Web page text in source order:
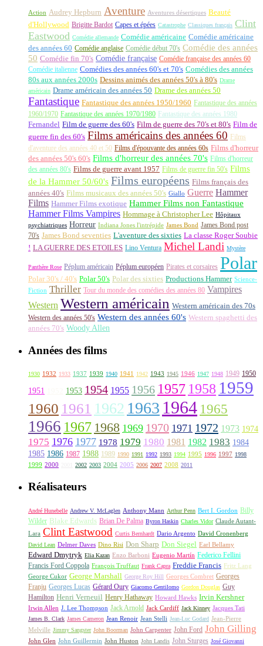
Action Audrey Hepburn Aventure Aventures désertiques Beauté
d'Hollywood Brigitte Bardot Capes et épées Catastrophe Classiques français Clint
Eastwood Comédie allemande Comédie américaine Comédie américaine
des années 60 Comédie anglaise Comédie début 70's Comédie des années
50 Comédie fin 70's Comédie française Comédie française des années 60
Comédie italienne Comédies des années 60's et 70's Comédies des années
80s aux années 2000s Dessins animés des années 50's à 80's Drame
américain Drame américain des années 50 Drame des années 50
Fantastique Fantastique des années 1950/1960 Fantastique des années
1960/1970 Fantastique des années 1970/1980 Fantastique des années 1980
Fernandel Film de guerre des 60's Film de guerre des 70's et 80's Film de
guerre fin des 60's Films américains des années 60 Films
d'aventure des années 40 et 50 Films d'épouvante des années 60s Films d'horreur
des années 50's 60's Films d'horreur des années 70's Films d'horreur
des années 80's Films de guerre avant 1957 Films de guerre fin 50's Films
de la Hammer 50/60's Films européens Films français des
années 40's Films musicaux des années 50's Giallo Guerre Hammer
Films Hammer Films exotique Hammer Films non Fantastique
Hammer Films Vampires Hommage à Christopher Lee Hôpitaux
psychiatriques Horreur Indiana Jones l'intrépide James Bond James Bond post
70's James Bond seventies L'aventure des sixties La classe Roger Soubie
! LA GUERRE DES ETOILES Lino Ventura Michel Landi Mystère
Panthère Rose Péplum américain Péplum européen Pirates et corsaires Polar
Polar 30's / 40's Polar 50's Polar des sixties Productions Hammer Science-
Fiction Thriller Tour du monde des comédies des années 80 Vampires
Western Western américain Western américain des 70s
Western des années 50's Western des années 60's Western spaghetti des
années 70's Woody Allen
Années des films
1930 1932 1933 1937 1939 1940 1941 1942 1943 1945 1946 1947 1948 1949 1950
1951 1953 1954 1955 1956 1957 1958 1959
1960 1961 1962 1963 1964 1965
1966 1967 1968 1969 1970 1971 1972 1973 1974
1975 1976 1977 1978 1979 1980 1981 1982 1983 1984
1985 1986 1987 1988 1989 1990 1991 1992 1993 1994 1995 1996 1997 1998
1999 2000 2002 2003 2004 2005 2006 2007 2008 2011
Réalisateurs
André Hunebelle Andrew V. McLaglen Anthony Mann Arthur Penn Bert I. Gordon Billy
Wilder Blake Edwards Brian De Palma Byron Haskin Charles Vidor Claude Autant-
Lara Clint Eastwood Curtis Bernhardt Dario Argento David Cronenberg
David Lean Delmer Daves Dino Risi Don Sharp Don Siegel Earl Bellamy
Edward Dmytryk Elia Kazan Enzo Barboni Eugenio Martín Federico Fellini
Francis Ford Coppola François Truffaut Frank Capra Freddie Francis Fritz Lang
George Cukor George Marshall George Roy Hill Georges Combret Georges
Franju Georges Lucas Gérard Oury Giacomo Gentilomo Gordon Douglas Guy
Hamilton Henri Verneuil Henry Hathaway Howard Hawks Irvin Kershner
Irwin Allen J. Lee Thompson Jack Arnold Jack Cardiff Jack Kinney Jacques Tati
James B. Clark James Cameron Jean Renoir Jean Stelli Jean-Luc Godard Jean-Pierre
Melville Jimmy Sangster John Boorman John Carpenter John Ford John Gilling
John Glen John Guillermin John Huston John Landis John Sturges José Giovanni